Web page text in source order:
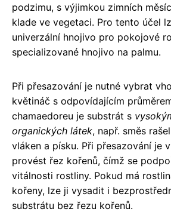
podzimu, s výjimkou zimních
klade ve vegetaci. Pro tento účel
univerzální hnojivo pro pokojové
specializované hnojivo na palmu.
Při přesazování je nutné vybrat
květináč s odpovídajícím
chamaedoreu je substrát s
organických látek, např. směs
vláken a písku. Při přesazování je
provést řez kořenů, čímž se
vitálnosti rostliny. Pokud má
kořeny, lze ji vysadit i
substrátu bez řezu kořenů.